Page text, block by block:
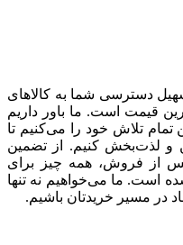
دسترسی شما به کالاهای
قیمت است. ما باور داریم
تمام تلاش خود را می‌کنیم تا
و لذت‌بخش کنیم. از تضمین
پس از فروش، همه چیز برای
است. ما می‌خواهیم نه تنها
در مسیر خریدتان باشیم.